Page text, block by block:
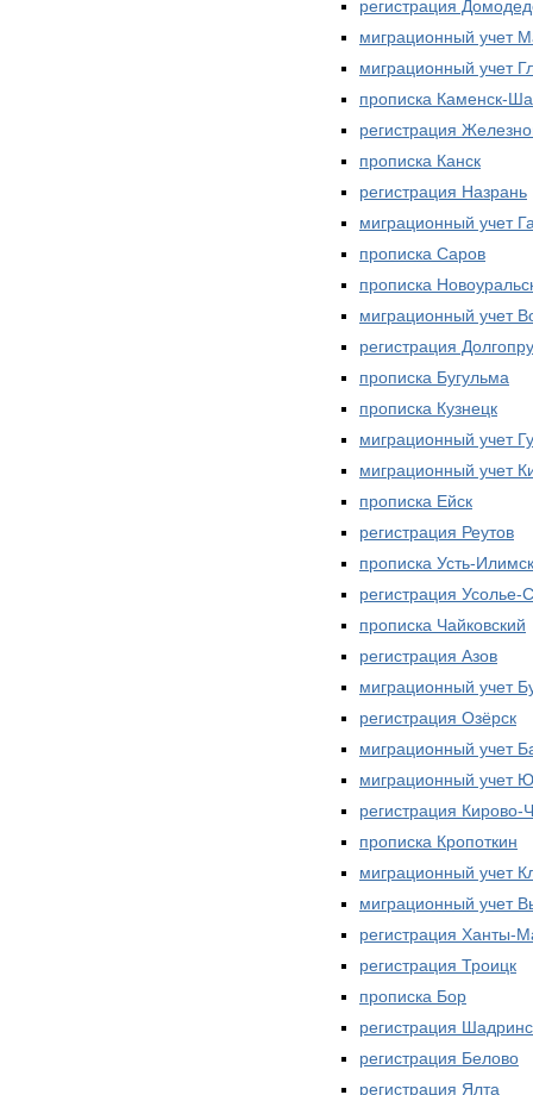
регистрация
миграционный учет
миграционный учет
прописка Каменск-
регистрация
прописка Канск
регистрация Назрань
миграционный учет
прописка Саров
прописка
миграционный учет
регистрация
прописка Бугульма
прописка Кузнецк
миграционный учет
миграционный учет
прописка Ейск
регистрация Реутов
прописка Усть-Илимск
регистрация Усолье-
прописка Чайковский
регистрация Азов
миграционный учет
регистрация Озёрск
миграционный учет
миграционный учет
регистрация Кирово-
прописка Кропоткин
миграционный учет
миграционный учет
регистрация Ханты-
регистрация Троицк
прописка Бор
регистрация
регистрация Белово
регистрация Ялта